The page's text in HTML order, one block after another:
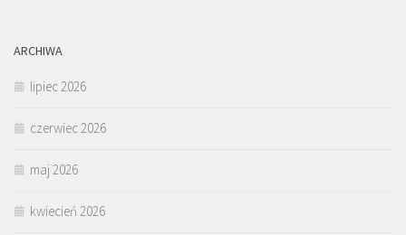
ARCHIWA
lipiec 2026
czerwiec 2026
maj 2026
kwiecień 2026